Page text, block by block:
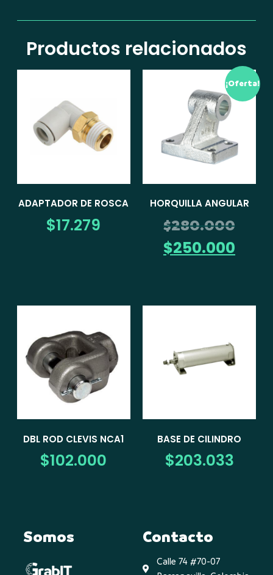
Productos relacionados
ADAPTADOR DE ROSCA
$17.279
¡Oferta!
HORQUILLA ANGULAR
$280.000
$250.000
DBL ROD CLEVIS NCA1
$102.000
BASE DE CILINDRO
$203.033
Somos Contacto
Calle 74 #70-07